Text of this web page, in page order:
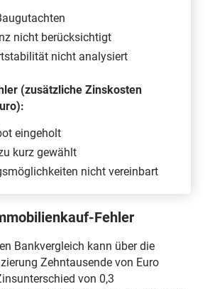
nicht berücksichtigt
nicht analysiert
(zusätzliche Zinskosten
eingeholt
kurz gewählt
nicht vereinbart
Fehler
Bankvergleich kann über die
Zehntausende von Euro
von 0,3